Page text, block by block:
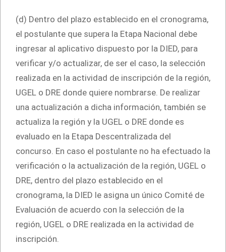
(d) Dentro del plazo establecido en el cronograma,
el postulante que supera la Etapa Nacional debe
ingresar al aplicativo dispuesto por la DIED, para
verificar y/o actualizar, de ser el caso, la selección
realizada en la actividad de inscripción de la región,
UGEL o DRE donde quiere nombrarse. De realizar
una actualización a dicha información, también se
actualiza la región y la UGEL o DRE donde es
evaluado en la Etapa Descentralizada del
concurso. En caso el postulante no ha efectuado la
verificación o la actualización de la región, UGEL o
DRE, dentro del plazo establecido en el
cronograma, la DIED le asigna un único Comité de
Evaluación de acuerdo con la selección de la
región, UGEL o DRE realizada en la actividad de
inscripción.